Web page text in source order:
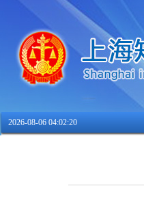
2026-08-06 04:02:22